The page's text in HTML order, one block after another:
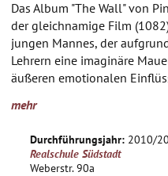
Kultur und Schule
home Impressum
Das Album "The Wall" von
der gleichnamige Film
jungen Mannes, der
Lehrern eine imaginäre
äußeren emotionalen
seiner Existenz, weil er
durchbrechen...
Das Leben von Kindern und
mehr
Durchführungsjahr: 2010/
Realschule Südstadt
Weberstr. 90a